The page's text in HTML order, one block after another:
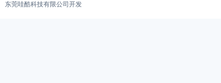
东莞哇酷科技有限公司开发